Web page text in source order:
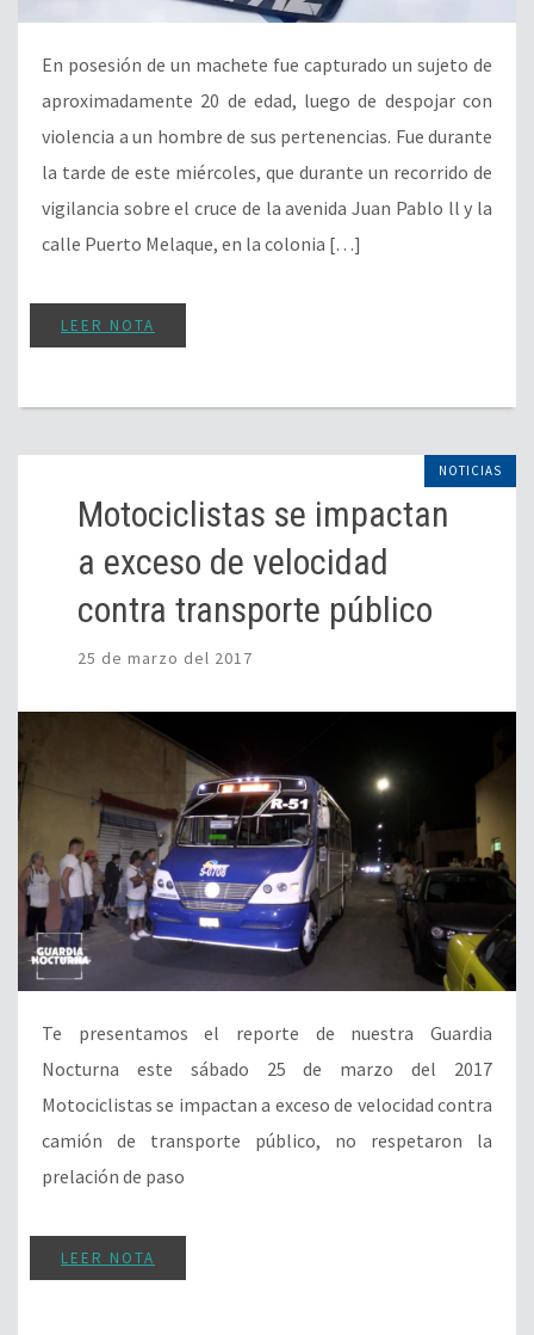
En posesión de un machete fue capturado un sujeto de
aproximadamente 20 de edad, luego de despojar con
violencia a un hombre de sus pertenencias. Fue durante
la tarde de este miércoles, que durante un recorrido de
vigilancia sobre el cruce de la avenida Juan Pablo ll y la
calle Puerto Melaque, en la colonia […]
LEER NOTA
NOTICIAS
Motociclistas se impactan
a exceso de velocidad
contra transporte público
25 de marzo del 2017
Te presentamos el reporte de nuestra Guardia
Nocturna este sábado 25 de marzo del 2017
Motociclistas se impactan a exceso de velocidad contra
camión de transporte público, no respetaron la
prelación de paso
LEER NOTA